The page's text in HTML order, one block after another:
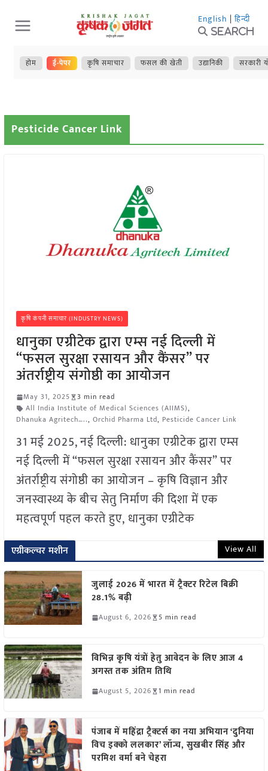
Skip
to
content
English | हिन्दी
Search
होम ई-पेपर कृषि समाचार फसल की खेती उद्यानिकी सरकारी
Pesticide Cancer Link
कृषि कंपनी समाचार (INDUSTRY NEWS)
धानुका एग्रीटेक द्वारा एम्स नई दिल्ली में
“फसल सुरक्षा रसायन और कैंसर” पर
अंतर्राष्ट्रीय संगोष्ठी का आयोजन
May 31, 2025
3 min read
All India Institute of Medical Sciences (AIIMS),
Dhanuka Agritech….., Orchid Pharma Ltd, Pesticide Cancer Link
31 मई 2025, नई दिल्ली: धानुका एग्रीटेक द्वारा एम्स
नई दिल्ली में “फसल सुरक्षा रसायन और कैंसर” पर
अंतर्राष्ट्रीय संगोष्ठी का आयोजन – कृषि विज्ञान और
जनस्वास्थ्य के बीच सेतु निर्माण की दिशा में एक
महत्वपूर्ण पहल करते हुए, धानुका एग्रीटेक
एग्रीकल्चर मशीन View All
जुलाई 2026 में भारत में ट्रैक्टर रिटेल बिक्री
28.1% बढ़ी
August 6, 2026 5 min read
विभिन्न कृषि यंत्रों हेतु आवेदन के लिए आज 4
अगस्त तक अंतिम तिथि
August 5, 2026 1 min read
पंजाब में महिंद्रा ट्रैक्टर्स का नया अभियान ‘दुनिया
विच इक्को ललकार’ लॉन्च, सुखबीर सिंह और
परमिश वर्मा बने चेहरा